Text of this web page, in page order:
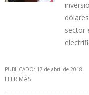
sector
PUBLICADO: 17 de abril de 2018
LEER MÁS